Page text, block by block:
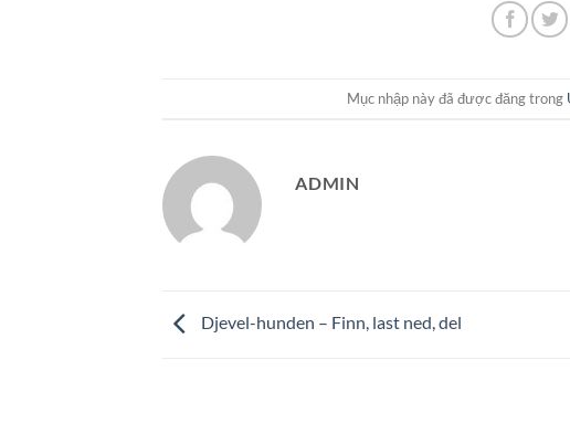
Mục nhập này đã được đăng trong
ADMIN
Djevel-hunden – Finn, last ned, del